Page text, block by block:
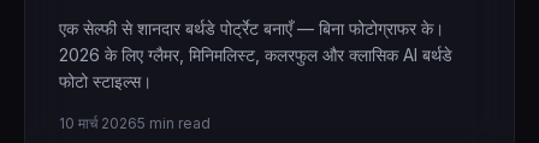
एक सेल्फी से शानदार बर्थडे पोर्ट्रेट बनाएँ — बिना फोटोग्राफर के।
2026 के लिए ग्लैमर, मिनिमलिस्ट, कलरफुल और क्लासिक AI बर्थडे
फोटो स्टाइल्स।
10 मार्च 20265 min read